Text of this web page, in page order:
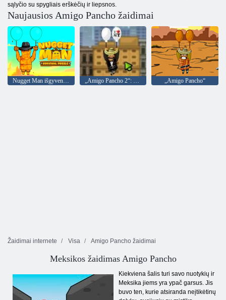
sąlyčio su spygliais erškėčių ir liepsnos.
Naujausios Amigo Pancho žaidimai
Nugget Man išgyvenimo galvosūkis „Amigo Pancho 2“: Niujorko vakarėlis „Amigo Pancho“
Žaidimai internete Visa Amigo Pancho žaidimai
Meksikos žaidimas Amigo Pancho
Kiekviena šalis turi savo nuotykių ir
Meksika jiems yra ypač garsus. Jis
buvo ten, kurie atsiranda neįtikėtinų